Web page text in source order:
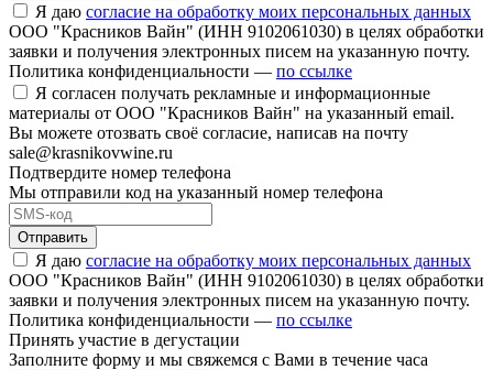
Я даю согласие на обработку моих персональных данных
ООО "Красников Вайн" (ИНН 9102061030) в целях обработки
заявки и получения электронных писем на указанную почту.
Политика конфиденциальности — по ссылке
Я согласен получать рекламные и информационные
материалы от ООО "Красников Вайн" на указанный email.
Вы можете отозвать своё согласие, написав на почту
sale@krasnikovwine.ru
Подтвердите номер телефона
Мы отправили код на указанный номер телефона
Отправить
Я даю согласие на обработку моих персональных данных
ООО "Красников Вайн" (ИНН 9102061030) в целях обработки
заявки и получения электронных писем на указанную почту.
Политика конфиденциальности — по ссылке
Принять участие в дегустации
Заполните форму и мы свяжемся с Вами в течение часа